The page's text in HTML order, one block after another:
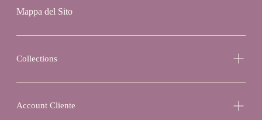
Mappa del Sito
Collections
Account Cliente